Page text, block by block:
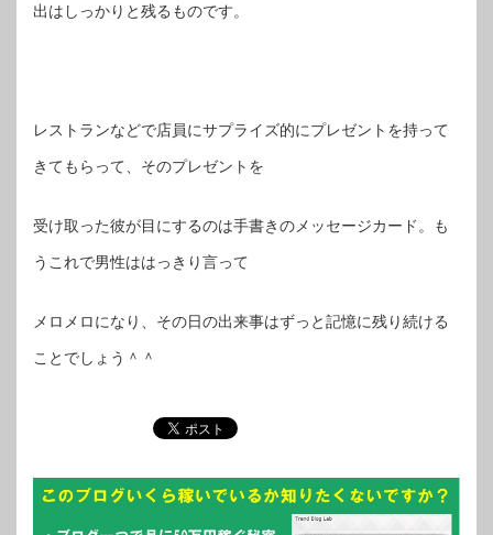
出はしっかりと残るものです。
レストランなどで店員にサプライズ的にプレゼントを持って
きてもらって、そのプレゼントを
受け取った彼が目にするのは手書きのメッセージカード。も
うこれで男性ははっきり言って
メロメロになり、その日の出来事はずっと記憶に残り続ける
ことでしょう＾＾